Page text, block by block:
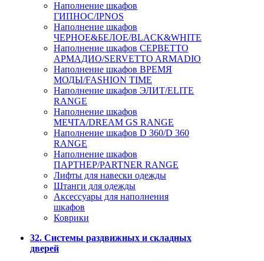
Наполнение шкафов
ГИПНОС/IPNOS
Наполнение шкафов
ЧЕРНОЕ&БЕЛОЕ/BLACK&WHITE
Наполнение шкафов СЕРВЕТТО
АРМАДИО/SERVETTO ARMADIO
Наполнение шкафов ВРЕМЯ
МОДЫ/FASHION TIME
Наполнение шкафов ЭЛИТ/ELITE
RANGE
Наполнение шкафов
МЕЧТА/DREAM GS RANGE
Наполнение шкафов D 360/D 360
RANGE
Наполнение шкафов
ПАРТНЕР/PARTNER RANGE
Лифты для навески одежды
Штанги для одежды
Аксессуары для наполнения
шкафов
Коврики
32. Системы раздвижных и складных
дверей